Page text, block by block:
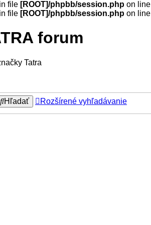
file [ROOT]/phpbb/session.php on line
file [ROOT]/phpbb/session.php on line
forum
Tatra
Hľadať Rozšírené vyhľadávanie